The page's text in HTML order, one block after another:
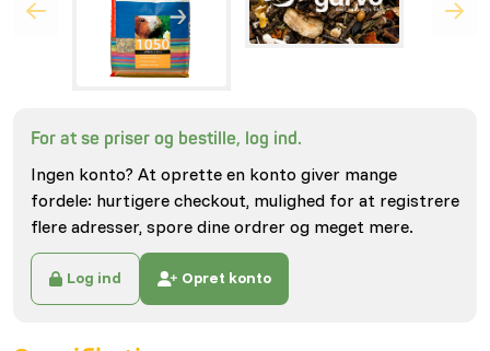
For at se priser og bestille, log ind.
Ingen konto? At oprette en konto giver mange
fordele: hurtigere checkout, mulighed for at registrere
flere adresser, spore dine ordrer og meget mere.
Log ind Opret konto